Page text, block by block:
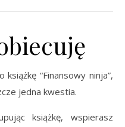
“Finansowy ninja”,
jedna kwestia.
książkę, wspierasz